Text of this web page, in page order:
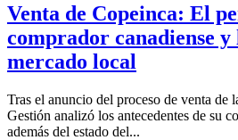
Venta de Copeinca: El
comprador canadiense
mercado local
Tras el anuncio del proceso de venta de
Gestión analizó los antecedentes de su
además del estado del...